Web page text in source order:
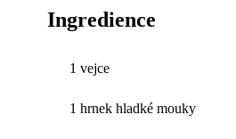
Ingredience
1 vejce
1 hrnek hladké mouky